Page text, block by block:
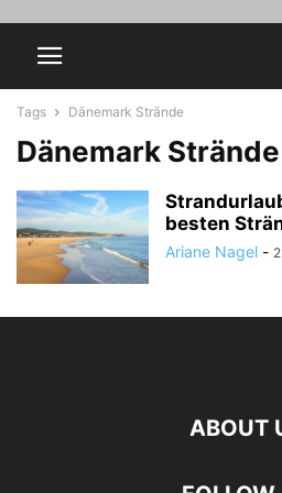
Tags Dänemark Strände
Dänemark Strände
besten
Ariane Nagel -
ABOUT